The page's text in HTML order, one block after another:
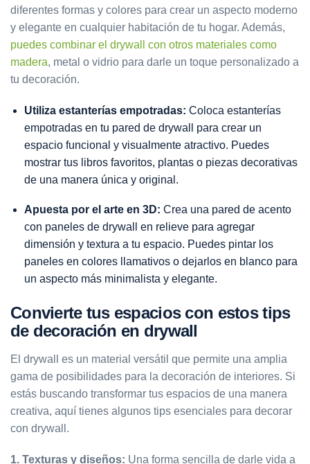
diferentes formas y colores para crear un aspecto moderno
y elegante en cualquier habitación de tu hogar. Además,
puedes combinar el drywall con otros materiales como
madera, metal o vidrio para darle un toque personalizado a
tu decoración.
Utiliza estanterías empotradas: Coloca estanterías
empotradas en tu pared de drywall para crear un
espacio funcional y visualmente atractivo. Puedes
mostrar tus libros favoritos, plantas o piezas decorativas
de una manera única y original.
Apuesta por el arte en 3D: Crea una pared de acento
con paneles de drywall en relieve para agregar
dimensión y textura a tu espacio. Puedes pintar los
paneles en colores llamativos o dejarlos en blanco para
un aspecto más minimalista y elegante.
Convierte tus espacios con estos tips
de decoración en drywall
El drywall es un material versátil que permite una amplia
gama de posibilidades para la decoración de interiores. Si
estás buscando transformar tus espacios de una manera
creativa, aquí tienes algunos tips esenciales para decorar
con drywall.
1. Texturas y diseños: Una forma sencilla de darle vida a